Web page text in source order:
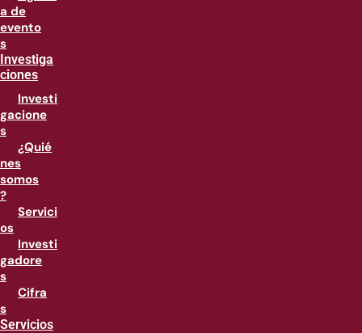
a de
evento
s
Investiga
ciones
Investi
gacione
s
¿Quié
nes
somos
?
Servici
os
Investi
gadore
s
Cifra
s
Servicios